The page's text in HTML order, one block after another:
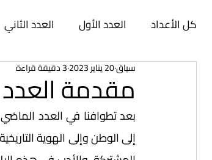
كل الأعداد العدد الأول العدد الثاني
العدد السابع العدد الثامن
العدد الثالث عشر العدد الرابع عشر
مقدمة العدد
سياق20 يناير 2023 3 دقيقة قراءة